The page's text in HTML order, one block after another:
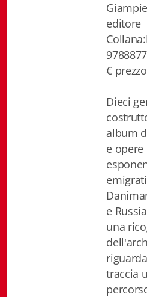
editore
Collana:
€
Dieci
album
e opere
e
una
traccia
Biblioteca letteraria Nord-Sud
EJO- European Journalism
iQuaderni -
Istituzioni - Società - Cittadini